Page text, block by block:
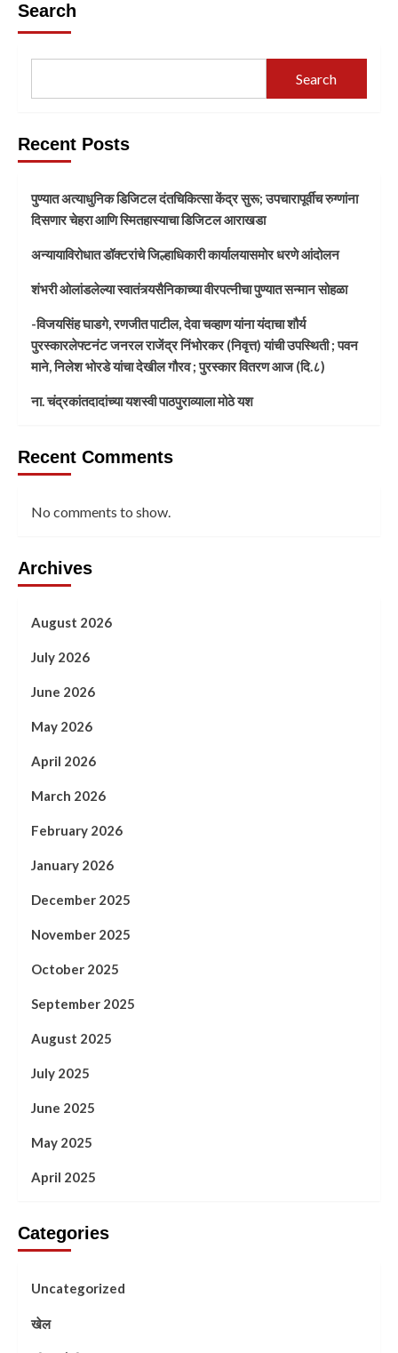
Search
Search
Recent Posts
पुण्यात अत्याधुनिक डिजिटल दंतचिकित्सा केंद्र सुरू; उपचारापूर्वीच रुग्णांना
दिसणार चेहरा आणि स्मितहास्याचा डिजिटल आराखडा
अन्यायाविरोधात डॉक्टरांचे जिल्हाधिकारी कार्यालयासमोर धरणे आंदोलन
शंभरी ओलांडलेल्या स्वातंत्र्यसैनिकाच्या वीरपत्नीचा पुण्यात सन्मान सोहळा
-विजयसिंह घाडगे, रणजीत पाटील, देवा चव्हाण यांना यंदाचा शौर्य
पुरस्कारलेफ्टनंट जनरल राजेंद्र निंभोरकर (निवृत्त) यांची उपस्थिती ; पवन
माने, निलेश भोरडे यांचा देखील गौरव ; पुरस्कार वितरण आज (दि.८)
ना. चंद्रकांतदादांच्या यशस्वी पाठपुराव्याला मोठे यश
Recent Comments
No comments to show.
Archives
August 2026
July 2026
June 2026
May 2026
April 2026
March 2026
February 2026
January 2026
December 2025
November 2025
October 2025
September 2025
August 2025
July 2025
June 2025
May 2025
April 2025
Categories
Uncategorized
खेल